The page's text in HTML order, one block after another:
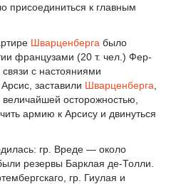
присоединиться к главным
Шварценберга было
французами (20 т. чел.) Фер-
с настояниями
заставили Шварценберга
осторожностью,
армию к Арсису и двинуться
гр. Вреде — около
резервы Барклая де-Толли.
гр. Гиулая и